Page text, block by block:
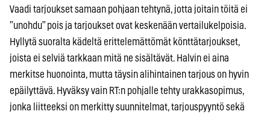
Vaadi tarjoukset samaan pohjaan tehtynä, jotta joitain töitä ei
”unohdu” pois ja tarjoukset ovat keskenään vertailukelpoisia.
Hyllytä suoralta kädeltä erittelemättömät könttätarjoukset,
joista ei selviä tarkkaan mitä ne sisältävät. Halvin ei aina
merkitse huonointa, mutta täysin alihintainen tarjous on hyvin
epäilyttävä. Hyväksy vain RT:n pohjalle tehty urakkasopimus,
jonka liitteeksi on merkitty suunnitelmat, tarjouspyyntö sekä